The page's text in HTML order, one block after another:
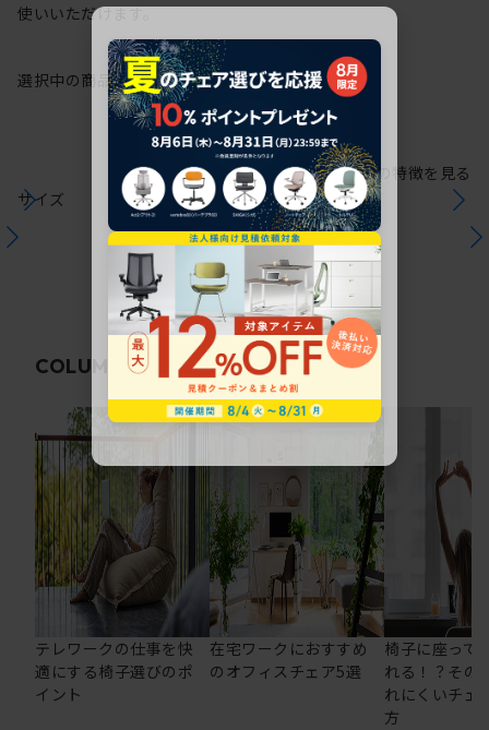
使いいただけます。
選択中の商品情報保証注意事項
サイズ
シリーズの特徴を見る
COLUMN 関連コラム
テレワークの仕事を快
適にする椅子選びのポ
イント
在宅ワークにおすすめ
のオフィスチェア5選
椅子に座って
れる！？その
れにくいチェ
方